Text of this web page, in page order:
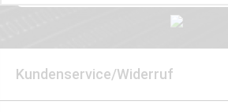
Kundenservice/Widerruf